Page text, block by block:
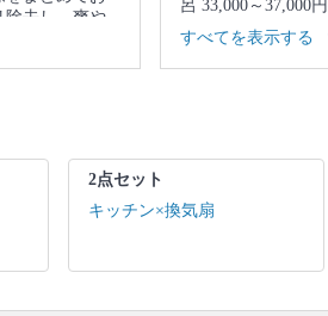
除去し、爽や
グの作業範
2点セット：
の作業範囲」
呂 33,000～37,000
×トイレ 39,000～
お風呂×トイレ×洗
すべてを表示する
2点セット
キッチン×換気扇